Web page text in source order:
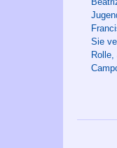
Sie